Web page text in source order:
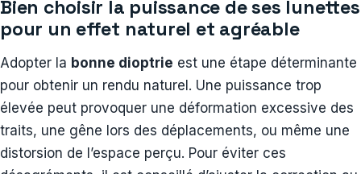
Bien choisir la puissance de ses lunettes
pour un effet naturel et agréable
Adopter la bonne dioptrie est une étape déterminante
pour obtenir un rendu naturel. Une puissance trop
élevée peut provoquer une déformation excessive des
traits, une gêne lors des déplacements, ou même une
distorsion de l’espace perçu. Pour éviter ces